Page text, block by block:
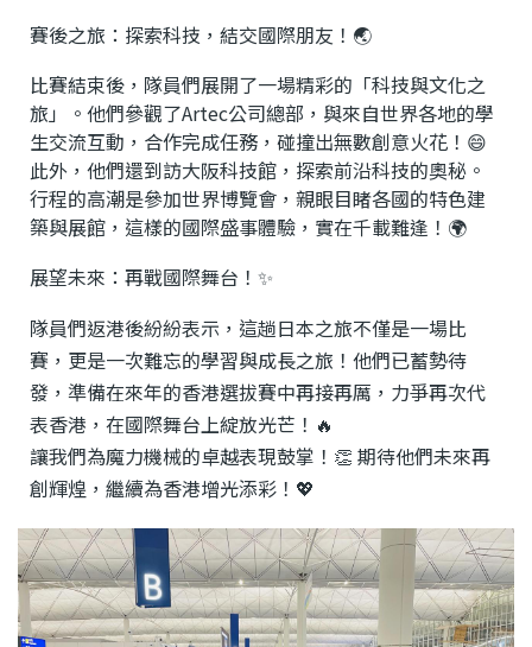
賽後之旅：探索科技，結交國際朋友！🌏
比賽結束後，隊員們展開了一場精彩的「科技與文化之
旅」。他們參觀了Artec公司總部，與來自世界各地的學
生交流互動，合作完成任務，碰撞出無數創意火花！😄
此外，他們還到訪大阪科技館，探索前沿科技的奧秘。
行程的高潮是參加世界博覽會，親眼目睹各國的特色建
築與展館，這樣的國際盛事體驗，實在千載難逢！🌍
展望未來：再戰國際舞台！✨
隊員們返港後紛紛表示，這趟日本之旅不僅是一場比
賽，更是一次難忘的學習與成長之旅！他們已蓄勢待
發，準備在來年的香港選拔賽中再接再厲，力爭再次代
表香港，在國際舞台上綻放光芒！🔥
讓我們為魔力機械的卓越表現鼓掌！👏 期待他們未來再
創輝煌，繼續為香港增光添彩！💖